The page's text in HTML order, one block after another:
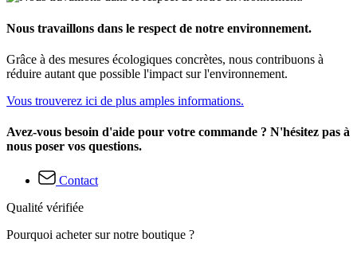
Nous travaillons dans le respect de notre environnement.
Grâce à des mesures écologiques concrètes, nous contribuons à
réduire autant que possible l'impact sur l'environnement.
Vous trouverez ici de plus amples informations.
Avez-vous besoin d'aide pour votre commande ? N'hésitez pas à
nous poser vos questions.
Contact
Qualité vérifiée
Pourquoi acheter sur notre boutique ?